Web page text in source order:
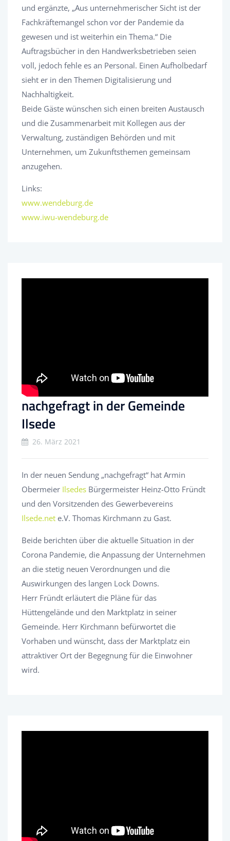
und ergänzte, „Aus unternehmerischer Sicht ist der
Fachkräftemangel schon vor der Pandemie da
gewesen und ist weiterhin ein Thema.“ Die
Auftragsbücher in den Handwerksbetrieben seien
voll, jedoch fehle es an Personal. Einen Aufholbedarf
sieht er in den Themen Digitalisierung und
Nachhaltigkeit.
Beide Gäste wünschen sich einen breiten Austausch
und die Zusammenarbeit mit Kollegen aus der
Verwaltung, zuständigen Behörden und mit
Unternehmen, um Zukunftsthemen gemeinsam
anzugehen.
Links:
www.wendeburg.de
www.iwu-wendeburg.de
nachgefragt in der Gemeinde
Ilsede
26. März 2021
In der neuen Sendung „nachgefragt“ hat Armin
Obermeier Ilsedes Bürgermeister Heinz-Otto Fründt
und den Vorsitzenden des Gewerbevereins
Ilsede.net e.V. Thomas Kirchmann zu Gast.
Beide berichten über die aktuelle Situation in der
Corona Pandemie, die Anpassung der Unternehmen
an die stetig neuen Verordnungen und die
Auswirkungen des langen Lock Downs.
Herr Fründt erläutert die Pläne für das
Hüttengelände und den Marktplatz in seiner
Gemeinde. Herr Kirchmann befürwortet die
Vorhaben und wünscht, dass der Marktplatz ein
attraktiver Ort der Begegnung für die Einwohner
wird.